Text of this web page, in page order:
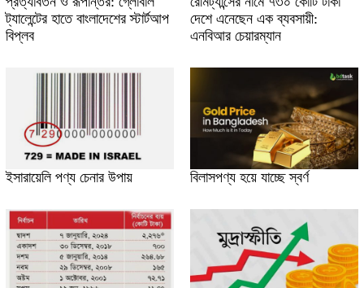
ট্যালেন্টের হাতে বাংলাদেশের স্টার্টআপ
বিপ্লব
দেশে এনেছেন এক ব্যবসায়ী:
এনবিআর চেয়ারম্যান
ইসারায়েলি পণ্য চেনার উপায় বিলাসপণ্য হয়ে যাচ্ছে স্বর্ণ